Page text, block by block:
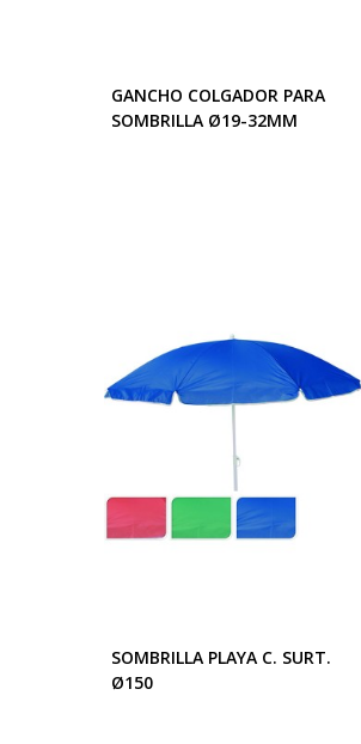
GANCHO COLGADOR PARA
SOMBRILLA Ø19-32MM
SOMBRILLA PLAYA C. SURT.
Ø150